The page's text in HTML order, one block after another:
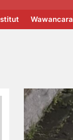
Wawancara